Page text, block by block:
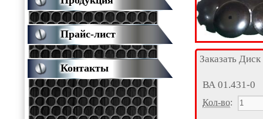
Заказать Диск
ВА 01.431-0
Кол-во:
Прайс-лист
Контакты